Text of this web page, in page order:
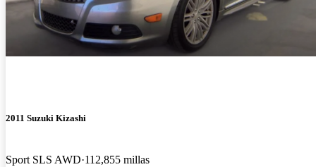
2011 Suzuki Kizashi
Sport SLS AWD 112,855 millas